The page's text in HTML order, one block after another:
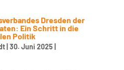
Dresden der
Ein Schritt in die
Politik
| 30. Juni 2025